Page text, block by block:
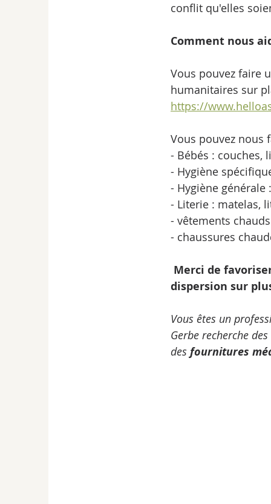
conflit qu'elles
Comment nous
Vous pouvez faire
humanitaires sur
https://
Vous pouvez nous
- Bébés : couches,
- Hygiène
- Hygiène
- Literie : matelas,
- vêtements chauds
- chaussures
dispersion sur
Vous êtes un
Gerbe recherche des
des fournitures